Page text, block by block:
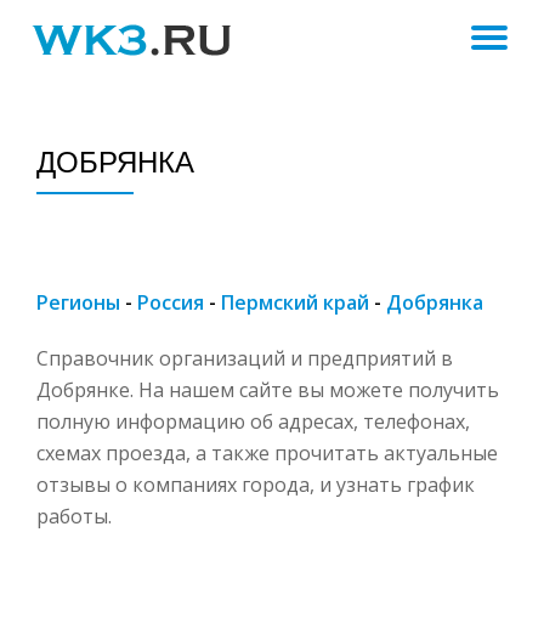
ДОБРЯНКА
Регионы - Россия - Пермский край - Добрянка
Справочник организаций и предприятий в
Добрянке. На нашем сайте вы можете получить
полную информацию об адресах, телефонах,
схемах проезда, а также прочитать актуальные
отзывы о компаниях города, и узнать график
работы.